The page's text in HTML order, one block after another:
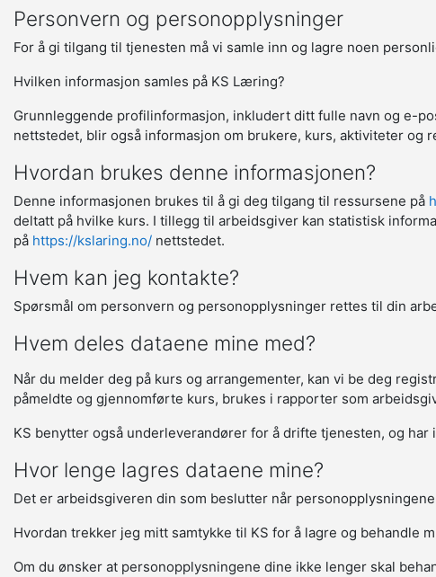
Personvern og personopplysninger
For å gi tilgang til tjenesten må vi samle inn og lagre noen
Hvilken informasjon samles på KS Læring?
Grunnleggende profilinformasjon, inkludert ditt fulle navn og e-
nettstedet, blir også informasjon om brukere, kurs, aktiviteter og
Hvordan brukes denne informasjonen?
Denne informasjonen brukes til å gi deg tilgang til ressursene på
deltatt på hvilke kurs. I tillegg til arbeidsgiver kan statistisk
på https://kslaring.no/ nettstedet.
Hvem kan jeg kontakte?
Spørsmål om personvern og personopplysninger rettes til din
Hvem deles dataene mine med?
Når du melder deg på kurs og arrangementer, kan vi be deg
påmeldte og gjennomførte kurs, brukes i rapporter som
KS benytter også underleverandører for å drifte tjenesten, og
Hvor lenge lagres dataene mine?
Det er arbeidsgiveren din som beslutter når
Hvordan trekker jeg mitt samtykke til KS for å lagre og behandle
Om du ønsker at personopplysningene dine ikke lenger skal